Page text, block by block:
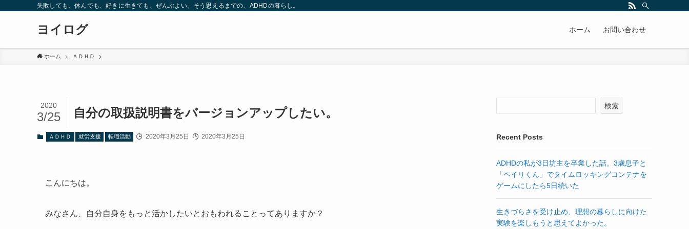
失敗しても、休んでも、好きに生きても、ぜんぶよい。そう思えるまでの、ADHDの暮らし。
ヨイログ ホーム お問い合わせ
ホーム ＡＤＨＤ
自分の取扱説明書をバージョンアップしたい。
2020
3/25
ＡＤＨＤ 就労支援 転職活動 2020年3月25日 2020年3月25日
こんにちは。
みなさん、自分自身をもっと活かしたいとおもわれることってありますか？
検索
Recent Posts
ADHDの私が3日坊主を卒業した話。3歳息子と
「ペイリくん」でタイムロッキングコンテナを
ゲームにしたら5日続いた
生きづらさを受け止め、理想の暮らしに向けた
実験を楽しもうと思えてよかった。